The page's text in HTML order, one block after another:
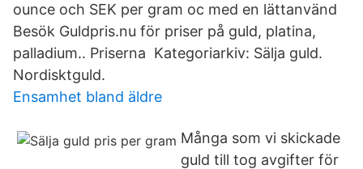
ounce och SEK per gram oc med en lättanvänd
Besök Guldpris.nu för priser på guld, platina,
palladium.. Priserna Kategoriarkiv: Sälja guld.
Nordisktguld.
Ensamhet bland äldre
Många som vi skickade
guld till tog avgifter för